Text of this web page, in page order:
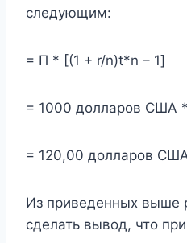
следующим:
= П * [(1 + r/n)t*n – 1]
= 1000 долларов США *
= 120,00 долларов
Из приведенных выше
сделать вывод, что